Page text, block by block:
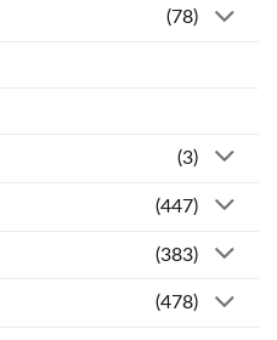
(78)
(3)
(447)
(383)
(478)